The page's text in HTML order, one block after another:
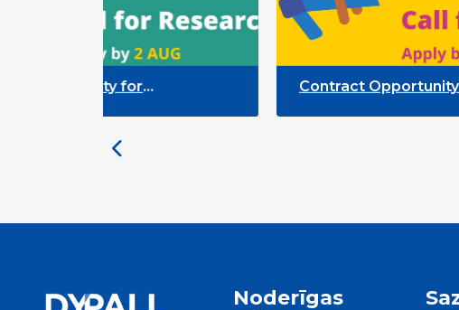
Participation
Contract Opportunity for
Framework
Noderīgas